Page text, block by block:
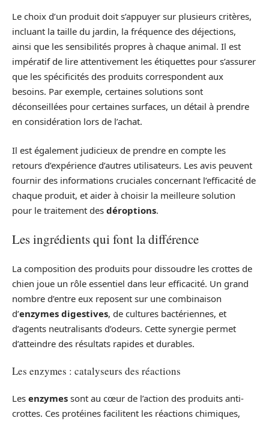
Le choix d’un produit doit s’appuyer sur plusieurs critères,
incluant la taille du jardin, la fréquence des déjections,
ainsi que les sensibilités propres à chaque animal. Il est
impératif de lire attentivement les étiquettes pour s’assurer
que les spécificités des produits correspondent aux
besoins. Par exemple, certaines solutions sont
déconseillées pour certaines surfaces, un détail à prendre
en considération lors de l’achat.
Il est également judicieux de prendre en compte les
retours d’expérience d’autres utilisateurs. Les avis peuvent
fournir des informations cruciales concernant l’efficacité de
chaque produit, et aider à choisir la meilleure solution
pour le traitement des déroptions.
Les ingrédients qui font la différence
La composition des produits pour dissoudre les crottes de
chien joue un rôle essentiel dans leur efficacité. Un grand
nombre d’entre eux reposent sur une combinaison
d’enzymes digestives, de cultures bactériennes, et
d’agents neutralisants d’odeurs. Cette synergie permet
d’atteindre des résultats rapides et durables.
Les enzymes : catalyseurs des réactions
Les enzymes sont au cœur de l’action des produits anti-
crottes. Ces protéines facilitent les réactions chimiques,